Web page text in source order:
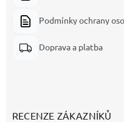
Podmínky ochrany
Doprava a platba
RECENZE ZÁKAZNÍKŮ